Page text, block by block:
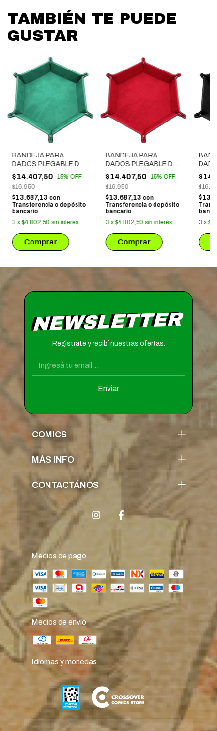
TAMBIÉN TE PUEDE
GUSTAR
BANDEJA PARA
DADOS PLEGABLE DE
TERCIOPELO VERDE
$14.407,50 -15% OFF
$16.950
$13.687,13 con
Transferencia o depósito
bancario
3 x$4.802,50 sin interés
BANDEJA PARA
DADOS PLEGABLE DE
TERCIOPELO ROJO
$14.407,50 -15% OFF
$16.950
$13.687,13 con
Transferencia o depósito
bancario
3 x$4.802,50 sin interés
3 x
NEWSLETTER
Registrate y recibí nuestras ofertas.
COMICS
MÁS INFO
CONTACTÁNOS
Medios de pago
Medios de envío
Idiomas y monedas